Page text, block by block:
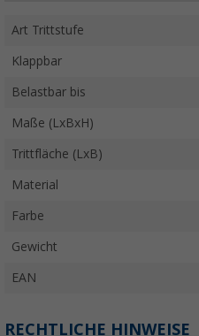
Art Trittstufe
Klappbar
Belastbar bis
Maße (LxBxH)
Trittfläche (LxB)
Material
Farbe
Gewicht
EAN
RECHTLICHE HINWEISE